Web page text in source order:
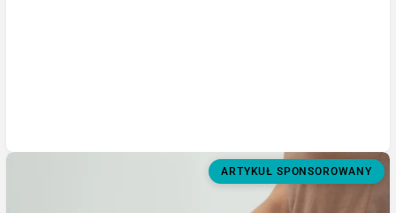
ARTYKUŁ SPONSOROWANY